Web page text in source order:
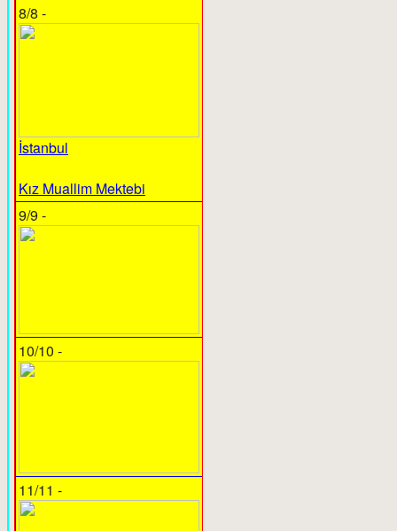
8/8 -
İstanbul
Kız Muallim Mektebi
9/9 -
10/10 -
11/11 -